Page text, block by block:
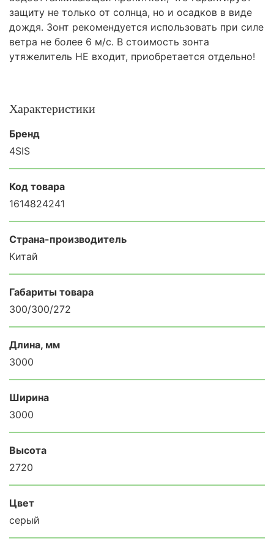
защиту не только от солнца, но и осадков в виде
дождя. Зонт рекомендуется использовать при силе
ветра не более 6 м/с. В стоимость зонта
утяжелитель НЕ входит, приобретается отдельно!
Характеристики
Бренд
4SIS
Код товара
1614824241
Страна-производитель
Китай
Габариты товара
300/300/272
Длина, мм
3000
Ширина
3000
Высота
2720
Цвет
серый